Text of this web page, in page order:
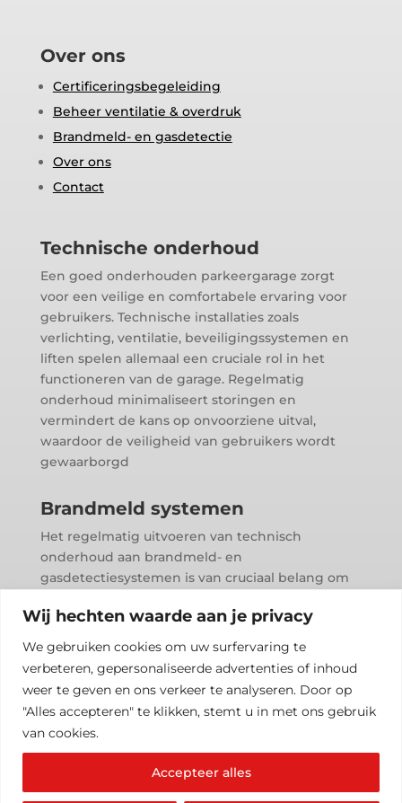
Wij hechten waarde aan je privacy
We gebruiken cookies om uw surfervaring te
verbeteren, gepersonaliseerde advertenties of inhoud
weer te geven en ons verkeer te analyseren. Door op
"Alles accepteren" te klikken, stemt u in met ons gebruik
van cookies.
Accepteer alles
Over ons
Certificeringsbegeleiding
Beheer ventilatie & overdruk
Brandmeld- en gasdetectie
Over ons
Contact
Technische onderhoud
Een goed onderhouden parkeergarage zorgt
voor een veilige en comfortabele ervaring voor
gebruikers. Technische installaties zoals
verlichting, ventilatie, beveiligingssystemen en
liften spelen allemaal een cruciale rol in het
functioneren van de garage. Regelmatig
onderhoud minimaliseert storingen en
vermindert de kans op onvoorziene uitval,
waardoor de veiligheid van gebruikers wordt
gewaarborgd
Brandmeld systemen
Het regelmatig uitvoeren van technisch
onderhoud aan brandmeld- en
gasdetectiesystemen is van cruciaal belang om
gebruik in geval van een noodsituatie.
Onderhoudswerkzaamheden helpen bij het
identificeren en oplossen van mogelijke
problemen voordat ze leiden tot storingen of
valse alarmen.